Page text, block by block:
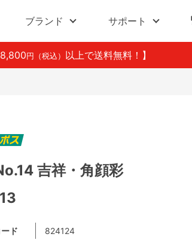
ブランド サポート
8,800 円（税込） 以上で送料無料！】
吉祥・角顔彩
ド 824124